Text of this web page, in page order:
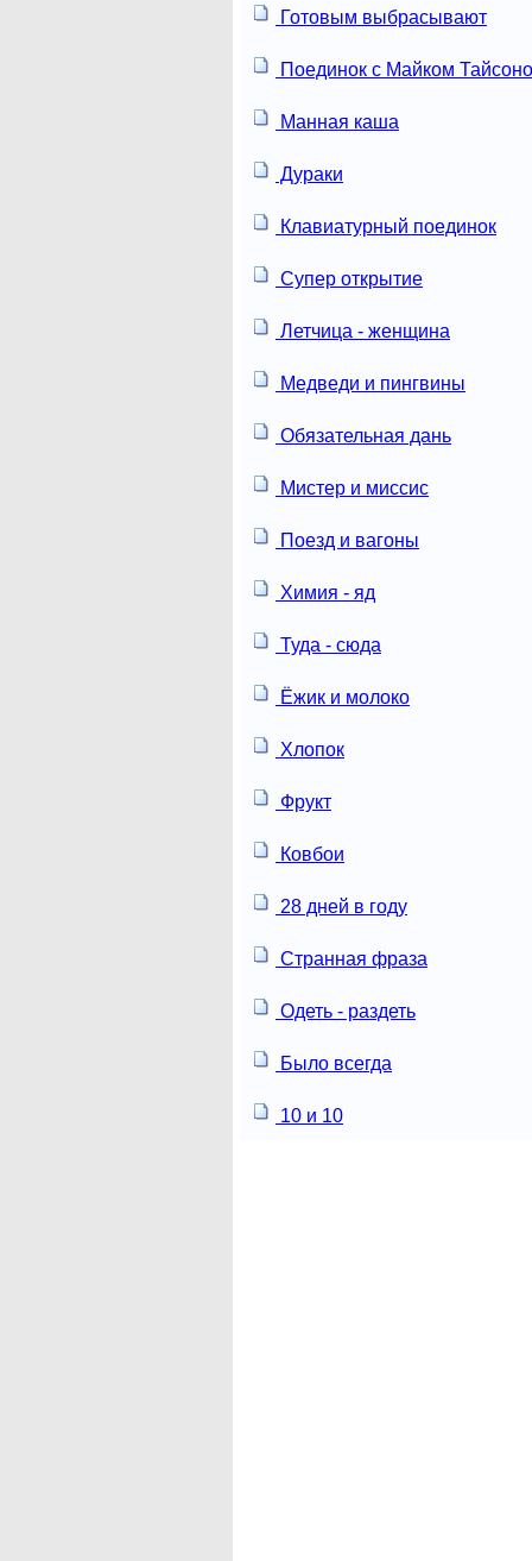
Готовым выбрасывают
Поединок с Майком
Манная каша
Дураки
Клавиатурный поединок
Супер открытие
Летчица - женщина
Медведи и пингвины
Обязательная дань
Мистер и миссис
Поезд и вагоны
Химия - яд
Туда - сюда
Ёжик и молоко
Хлопок
Фрукт
Ковбои
28 дней в году
Странная фраза
Одеть - раздеть
Было всегда
10 и 10